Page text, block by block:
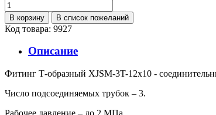
Код товара: 9927
Описание
Фитинг Т-образный XJSM-3T-12x10 -
Число подсоединяемых трубок – 3.